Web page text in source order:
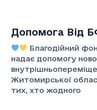
Допомога Від
Благодійний
надає допомогу
Житомирської
тих, хто жодного